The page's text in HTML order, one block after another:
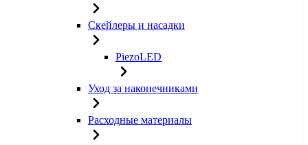
Скейлеры и насадки
PiezoLED
Уход за наконечниками
Расходные материалы